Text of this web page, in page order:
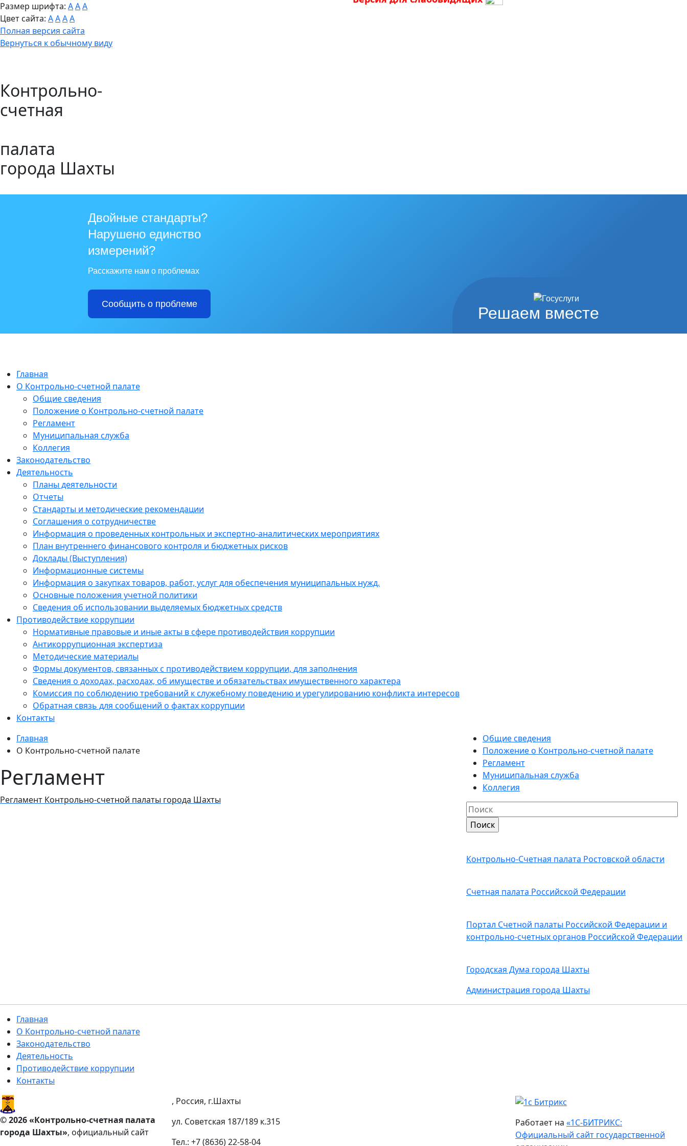
Размер шрифта: AAA
Цвет сайта: AAAA
Полная версия сайта
Вернуться к обычному виду
Контрольно-
счетная
палата
города Шахты
Решаем вместе
Двойные стандарты?
Нарушено единство
измерений?
Расскажите нам о проблемах
Сообщить о проблеме
Главная
О Контрольно-счетной палате
Общие сведения
Положение о Контрольно-счетной палате
Регламент
Муниципальная служба
Коллегия
Законодательство
Деятельность
Планы деятельности
Отчеты
Стандарты и методические рекомендации
Соглашения о сотрудничестве
Информация о проведенных контрольных и экспертно-аналитических мероприятиях
План внутреннего финансового контроля и бюджетных рисков
Доклады (Выступления)
Информационные системы
Информация о закупках товаров, работ, услуг для обеспечения муниципальных нужд.
Основные положения учетной политики
Сведения об использовании выделяемых бюджетных средств
Противодействие коррупции
Нормативные правовые и иные акты в сфере противодействия коррупции
Антикоррупционная экспертиза
Методические материалы
Формы документов, связанных с противодействием коррупции, для заполнения
Сведения о доходах, расходах, об имуществе и обязательствах имущественного характера
Комиссия по соблюдению требований к служебному поведению и урегулированию конфликта интересов
Обратная связь для сообщений о фактах коррупции
Контакты
Главная
О Контрольно-счетной палате
Регламент
Регламент Контрольно-счетной палаты города Шахты
Общие сведения
Положение о Контрольно-счетной палате
Регламент
Муниципальная служба
Коллегия
Контрольно-Счетная палата Ростовской области
Счетная палата Российской Федерации
Портал Счетной палаты Российской Федерации и
контрольно-счетных органов Российской Федерации
Городская Дума города Шахты
Администрация города Шахты
Главная
О Контрольно-счетной палате
Законодательство
Деятельность
Противодействие коррупции
Контакты
© 2026 «Контрольно-счетная палата
города Шахты», официальный сайт
, Россия, г.Шахты
ул. Советская 187/189 к.315
Тел.: +7 (8636) 22-58-04
Работает на «1С-БИТРИКС:
Официальный сайт государственной